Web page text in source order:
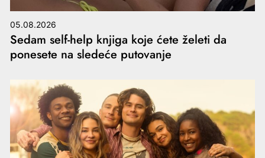
05.08.2026
Sedam self-help knjiga koje ćete želeti da
ponesete na sledeće putovanje